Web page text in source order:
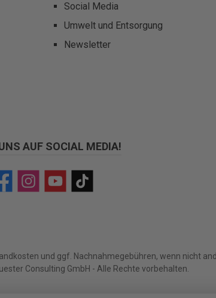
Social Media
Umwelt und Entsorgung
Newsletter
AUF SOCIAL MEDIA!
InstagramYouTubeTikTok
und ggf. Nachnahmegebühren, wenn nicht
Consulting GmbH - Alle Rechte vorbehalten.